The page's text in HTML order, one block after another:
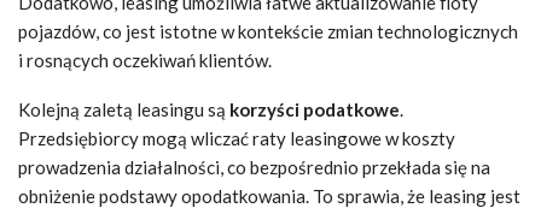
pojazdów, co jest istotne w kontekście zmian technologicznych
i rosnących oczekiwań klientów.
Kolejną zaletą leasingu są korzyści podatkowe.
Przedsiębiorcy mogą wliczać raty leasingowe w koszty
prowadzenia działalności, co bezpośrednio przekłada się na
obniżenie podstawy opodatkowania. To sprawia, że leasing jest